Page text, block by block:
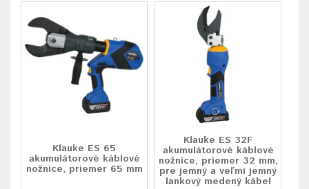
Klauke ES 65
akumulátorové káblové
nožnice, priemer 65 mm
Klauke ES 32F
akumulátorové káblové
nožnice, priemer 32 mm,
pre jemný a veľmi jemný
lankový medený kábel